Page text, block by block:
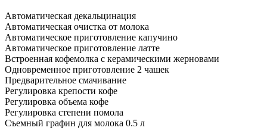
Автоматическая декальцинация
Автоматическая очистка от молока
Автоматическое приготовление капучино
Автоматическое приготовление латте
Встроенная кофемолка с керамическими жерновами
Одновременное приготовление 2 чашек
Предварительное смачивание
Регулировка крепости кофе
Регулировка объема кофе
Регулировка степени помола
Съемный графин для молока 0.5 л